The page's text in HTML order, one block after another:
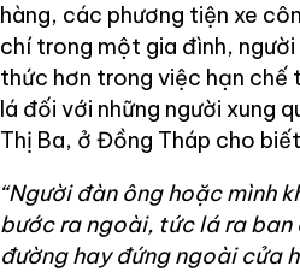
hàng, các phương tiện xe
chí trong một gia đình,
thức hơn trong việc hạn chế
lá đối với những người xung
Thị Ba, ở Đồng Tháp cho
“Người đàn ông hoặc mình
bước ra ngoài, tức lá ra ban
đường hay đứng ngoài cửa